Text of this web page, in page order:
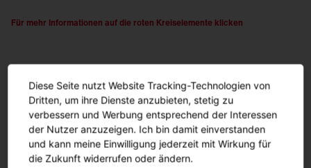
Für mehr Informationen auf die roten Kreiselemente klicken
Für ein langes nachhaltiges
Produktleben.
Ersatzteile - Von der Dichtung bis zum Gußteil.
Folgende Ersatzteile sind einzeln verfügbar: Alle Gehäuse-Bauteile,
Diese Seite nutzt Website Tracking-Technologien von
Dritten, um ihre Dienste anzubieten, stetig zu
verbessern und Werbung entsprechend der Interessen
der Nutzer anzuzeigen. Ich bin damit einverstanden
und kann meine Einwilligung jederzeit mit Wirkung für
die Zukunft widerrufen oder ändern.